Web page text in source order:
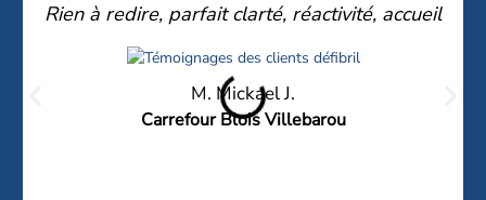
Rien à redire, parfait clarté, réactivité, accueil
M. Mickael J.
Carrefour Blois Villebarou